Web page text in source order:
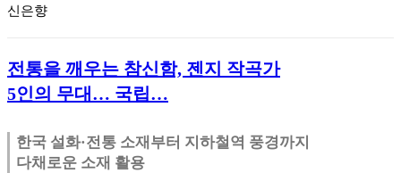
신은향
전통을 깨우는 참신함, 젠지 작곡가
5인의 무대… 국립…
한국 설화·전통 소재부터 지하철역 풍경까지
다채로운 소재 활용